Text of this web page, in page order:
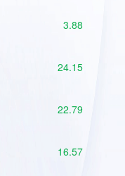
3.88
24.15
22.79
16.57